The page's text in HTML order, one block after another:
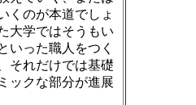
くのが本道でしょ
大学ではそうもい
いった職人をつく
それだけでは基礎
ックな部分が進展